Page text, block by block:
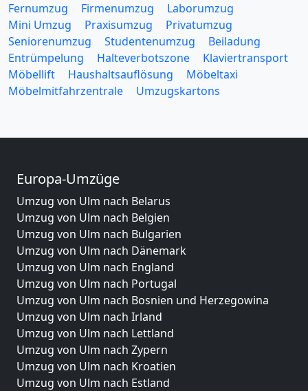
Fernumzug
Firmenumzug
Laborumzug
Mini Umzug
Praxisumzug
Privatumzug
Seniorenumzug
Studentenumzug
Beiladung
Entrümpelung
Halteverbotszone
Klaviertransport
Möbellift
Haushaltsauflösung
Möbeltaxi
Möbelmitfahrzentrale
Umzugskartons
Europa-Umzüge
Umzug von Ulm nach Belarus
Umzug von Ulm nach Belgien
Umzug von Ulm nach Bulgarien
Umzug von Ulm nach Dänemark
Umzug von Ulm nach England
Umzug von Ulm nach Portugal
Umzug von Ulm nach Bosnien und Herzegowina
Umzug von Ulm nach Irland
Umzug von Ulm nach Lettland
Umzug von Ulm nach Zypern
Umzug von Ulm nach Kroatien
Umzug von Ulm nach Estland